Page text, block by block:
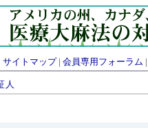
サイトマップ| 会員専用フォーラム |
人